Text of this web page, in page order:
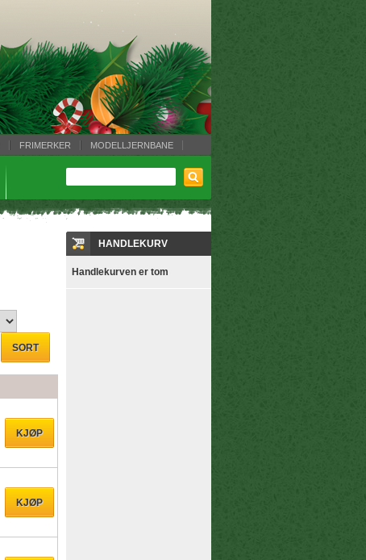
FRIMERKER
MODELLJERNBANE
HANDLEKURV
Handlekurven er tom